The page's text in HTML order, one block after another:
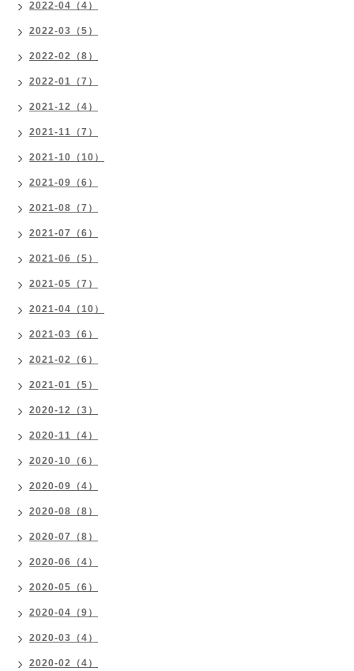
2022-04（4）
2022-03（5）
2022-02（8）
2022-01（7）
2021-12（4）
2021-11（7）
2021-10（10）
2021-09（6）
2021-08（7）
2021-07（6）
2021-06（5）
2021-05（7）
2021-04（10）
2021-03（6）
2021-02（6）
2021-01（5）
2020-12（3）
2020-11（4）
2020-10（6）
2020-09（4）
2020-08（8）
2020-07（8）
2020-06（4）
2020-05（6）
2020-04（9）
2020-03（4）
2020-02（4）